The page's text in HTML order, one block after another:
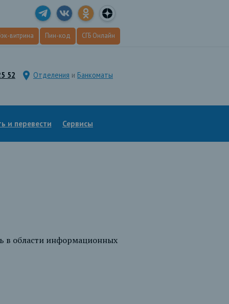
-витрина Пин-код СГБ Онлайн
52 Отделения и Банкоматы
и перевести Сервисы
в области информационных